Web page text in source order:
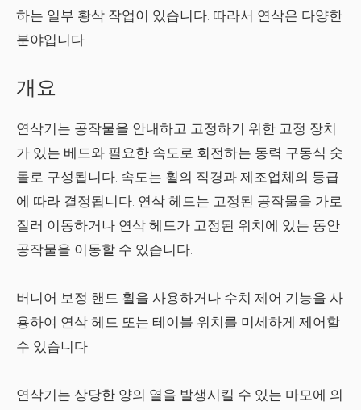
하는 일부 황삭 작업이 있습니다. 따라서 연삭은 다양한
분야입니다.
개요
연삭기는 공작물을 안내하고 고정하기 위한 고정 장치
가 있는 베드와 필요한 속도로 회전하는 동력 구동식 숫
돌로 구성됩니다. 속도는 휠의 직경과 제조업체의 등급
에 따라 결정됩니다. 연삭 헤드는 고정된 공작물을 가로
질러 이동하거나 연삭 헤드가 고정된 위치에 있는 동안
공작물을 이동할 수 있습니다.
버니어 보정 핸드 휠을 사용하거나 수치 제어 기능을 사
용하여 연삭 헤드 또는 테이블 위치를 미세하게 제어할
수 있습니다.
연삭기는 상당한 양의 열을 발생시킬 수 있는 마모에 의